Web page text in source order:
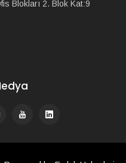
Blokları 2. Blok Kat:9